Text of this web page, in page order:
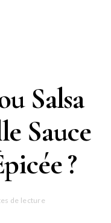
Salsa
Sauce
?
de lecture